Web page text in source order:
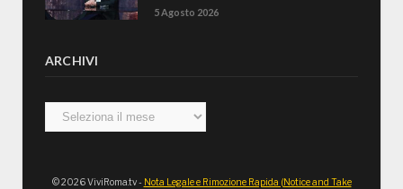
5 Agosto 2026
ARCHIVI
Archivi
© 2026 ViviRoma.tv - Nota Legale e Rimozione Rapida (Notice and Take